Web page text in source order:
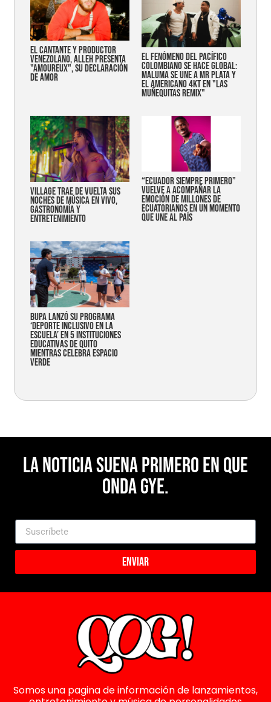
EL CANTANTE Y PRODUCTOR
VENEZOLANO, ALLEH PRESENTA
"AMOUREUX", SU DECLARACIÓN
DE AMOR
EL FENÓMENO DEL PACÍFICO
COLOMBIANO SE HACE GLOBAL:
MALUMA SE UNE A MR PLATA Y
EL AMERICANO 4KT EN "LAS
MUÑEQUITAS REMIX"
Village trae de vuelta sus
noches de música en vivo,
gastronomía y
entretenimiento
“Ecuador siempre primero”
vuelve a acompañar la
emoción de millones de
ecuatorianos en un momento
que une al país
Bupa lanzó su programa
‘Deporte Inclusivo en la
Escuela’ en 5 instituciones
educativas de Quito
mientras celebra espacio
verde
La noticia suena primero en Que
Onda Gye.
Enviar
Somos una pagina de información de lanzamientos,